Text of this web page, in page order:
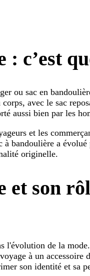
c’est
ou sac en
avec le sac
aussi bien par les
et les
bandoulière a
originelle.
et son
l'évolution de la
à un accessoire
son identité et sa